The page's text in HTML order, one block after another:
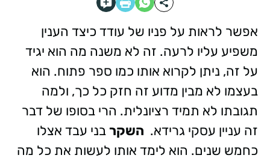
אפשר לראות על פניו של עודד כיצד הענין
משפיע עליו לרעה. זה לא משנה מה הוא יגיד
על זה, ניתן לקרוא אותו כמו ספר פתוח. הוא
בעצמו לא מבין מדוע זה חזק כל כך, ולמה
תגובתו לא תמיד רציונלית. הרי בסופו של דבר
זה עניין עסקי גרידא. השקרבני עבד אצלו
כחמש שנים. הוא לימד אותו לעשות את כל מה